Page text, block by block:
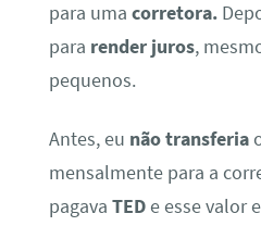
para uma corretora.
para render juros,
pequenos.
Antes, eu não transferia
mensalmente para a
pagava TEDe esse valor